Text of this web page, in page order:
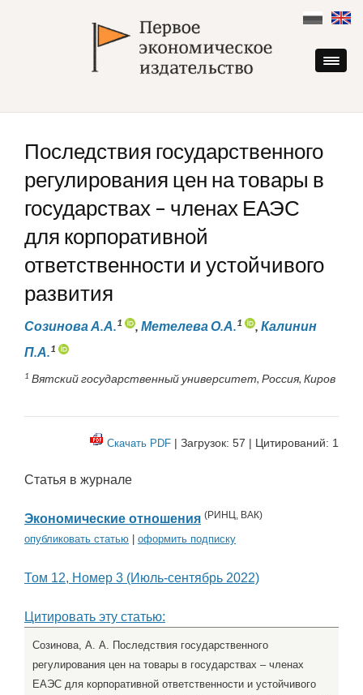
content
Последствия государственного
регулирования цен на товары в
государствах – членах ЕАЭС
для корпоративной
ответственности и устойчивого
развития
Созинова А.А.1 , Метелева О.А.1 , Калинин
П.А.1
1 Вятский государственный университет, Россия, Киров
Скачать PDF | Загрузок: 57 | Цитирований: 1
Статья в журнале
Экономические отношения (РИНЦ, ВАК)
опубликовать статью оформить подписку
Том 12, Номер 3 (Июль-сентябрь 2022)
Цитировать эту статью:
Созинова, А. А. Последствия государственного
регулирования цен на товары в государствах – членах
ЕАЭС для корпоративной ответственности и устойчивого